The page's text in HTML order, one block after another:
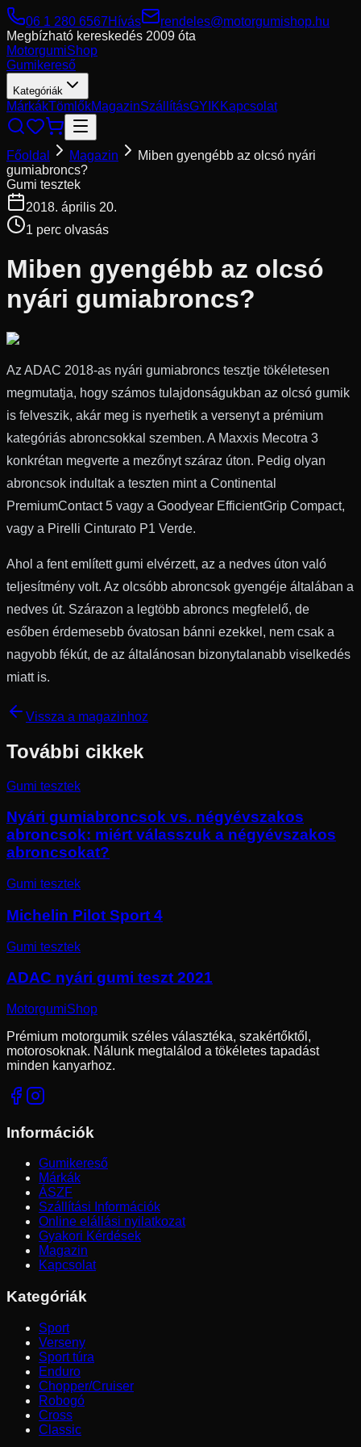
06 1 280 6567Hívás
rendeles@motorgumishop.hu
Megbízható kereskedés 2009 óta
MotorgumiShop
Gumikereső
Kategóriák
MárkákTömlőkMagazinSzállításGYIKKapcsolat
Főoldal Magazin
Miben gyengébb az olcsó nyári
gumiabroncs?
Gumi tesztek
2018. április 20.
1 perc olvasás
Miben gyengébb az olcsó
nyári gumiabroncs?
Az ADAC 2018-as nyári gumiabroncs tesztje tökéletesen
megmutatja, hogy számos tulajdonságukban az olcsó gumik
is felveszik, akár meg is nyerhetik a versenyt a prémium
kategóriás abroncsokkal szemben. A Maxxis Mecotra 3
konkrétan megverte a mezőnyt száraz úton. Pedig olyan
abroncsok indultak a teszten mint a Continental
PremiumContact 5 vagy a Goodyear EfficientGrip Compact,
vagy a Pirelli Cinturato P1 Verde.
Ahol a fent említett gumi elvérzett, az a nedves úton való
teljesítmény volt. Az olcsóbb abroncsok gyengéje általában a
nedves út. Szárazon a legtöbb abroncs megfelelő, de
esőben érdemesebb óvatosan bánni ezekkel, nem csak a
nagyobb fékút, de az általánosan bizonytalanabb viselkedés
miatt is.
Vissza a magazinhoz
További cikkek
Gumi tesztek
Nyári gumiabroncsok vs. négyévszakos
abroncsok: miért válasszuk a négyévszakos
abroncsokat?
Gumi tesztek
Michelin Pilot Sport 4
Gumi tesztek
ADAC nyári gumi teszt 2021
MotorgumiShop
Prémium motorgumik széles választéka, szakértőktől,
motorosoknak. Nálunk megtalálod a tökéletes tapadást
minden kanyarhoz.
Információk
Gumikereső
Márkák
ÁSZF
Szállítási Információk
Online elállási nyilatkozat
Gyakori Kérdések
Magazin
Kapcsolat
Kategóriák
Sport
Verseny
Sport túra
Enduro
Chopper/Cruiser
Robogó
Cross
Classic